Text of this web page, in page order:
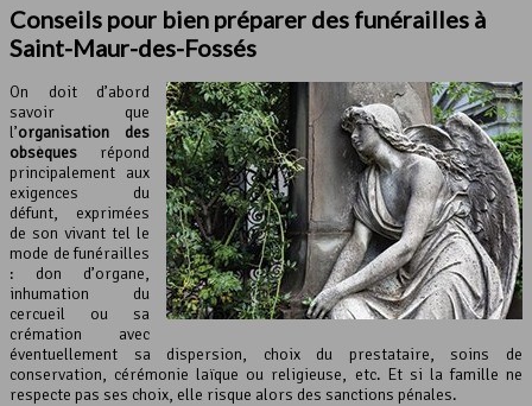
Conseils pour bien préparer des funérailles à
Saint-Maur-des-Fossés
On doit d’abord
savoir que
l’organisation des
obsèques répond
principalement aux
exigences du
défunt, exprimées
de son vivant tel le
mode de funérailles
: don d’organe,
inhumation du
cercueil ou sa
crémation avec
éventuellement sa dispersion, choix du prestataire, soins de
conservation, cérémonie laïque ou religieuse, etc. Et si la famille ne
respecte pas ses choix, elle risque alors des sanctions pénales.